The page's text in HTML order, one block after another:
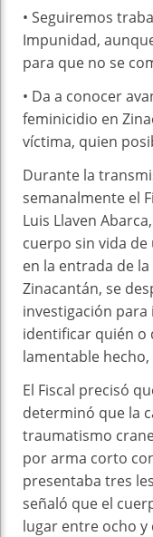
• Seguiremos
Impunidad,
para que no se
• Da a conocer
feminicidio en
víctima, quien
Durante la
semanalmente el
Luis Llaven
cuerpo sin vida
en la entrada de
Zinacantán, se
investigación para
identificar quién o
lamentable
El Fiscal precisó
determinó que la
traumatismo
por arma corto
presentaba tres
señaló que el
lugar entre ocho y